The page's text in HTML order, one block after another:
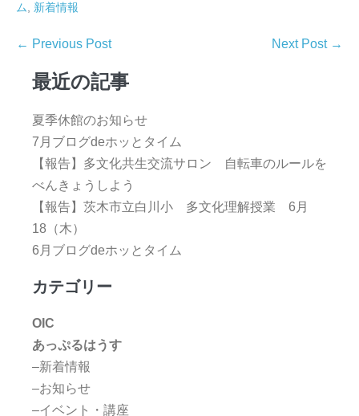
ム, 新着情報
← Previous Post Next Post →
最近の記事
夏季休館のお知らせ
7月ブログdeホッとタイム
【報告】多文化共生交流サロン 自転車のルールを
べんきょうしよう
【報告】茨木市立白川小 多文化理解授業 6月
18（木）
6月ブログdeホッとタイム
カテゴリー
OIC
あっぷるはうす
–新着情報
–お知らせ
–イベント・講座